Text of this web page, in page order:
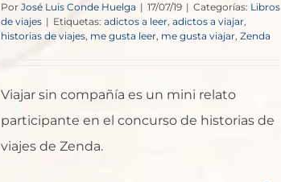
Por José Luis Conde Huelga | 17/07/19 | Categorías: Libros
de viajes | Etiquetas: adictos a leer, adictos a viajar,
historias de viajes, me gusta leer, me gusta viajar, Zenda
Viajar sin compañía es un mini relato
participante en el concurso de historias de
viajes de Zenda.